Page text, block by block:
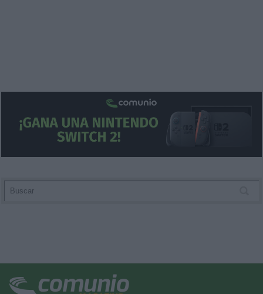
Cambiar ajustes de privacidad